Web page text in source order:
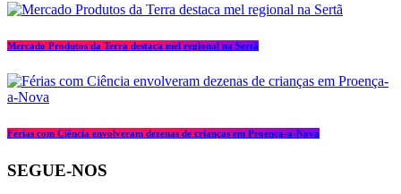
Mercado Produtos da Terra destaca mel regional na Sertã
Férias com Ciência envolveram dezenas de crianças em Proença-a-Nova
SEGUE-NOS